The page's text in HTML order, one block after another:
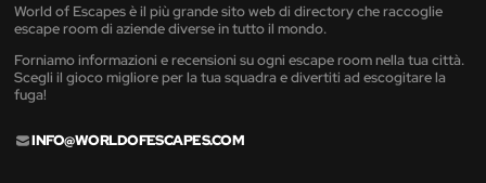
World of Escapes è il più grande sito web di directory che raccoglie
escape room di aziende diverse in tutto il mondo.
Forniamo informazioni e recensioni su ogni escape room nella tua città.
Scegli il gioco migliore per la tua squadra e divertiti ad escogitare la
fuga!
INFO@WORLDOFESCAPES.COM